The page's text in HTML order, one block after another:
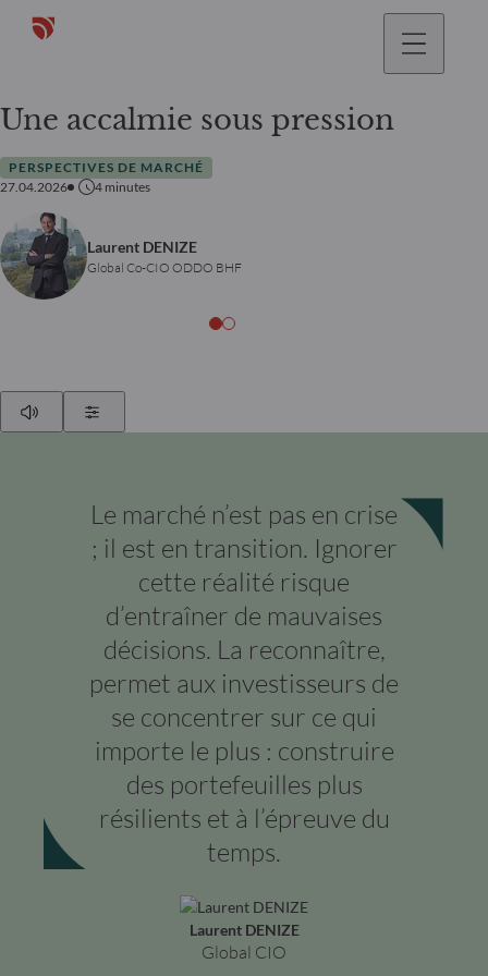
Une accalmie sous pression
PERSPECTIVES DE MARCHÉ
27.04.2026
4 minutes
Laurent DENIZE
Global Co-CIO ODDO BHF
Le marché n’est pas en crise
; il est en transition. Ignorer
cette réalité risque
d’entraîner de mauvaises
décisions. La reconnaître,
permet aux investisseurs de
se concentrer sur ce qui
importe le plus : construire
des portefeuilles plus
résilients et à l’épreuve du
temps.
Laurent DENIZE
Global CIO